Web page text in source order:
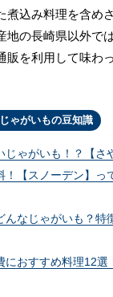
煮込み料理を含め
地の長崎県以外で
販を利用して味わ
ゃがいもの豆知識
じゃがいも！？【さ
！【スノーデン】っ
んなじゃがいも？特
におすすめ料理12選